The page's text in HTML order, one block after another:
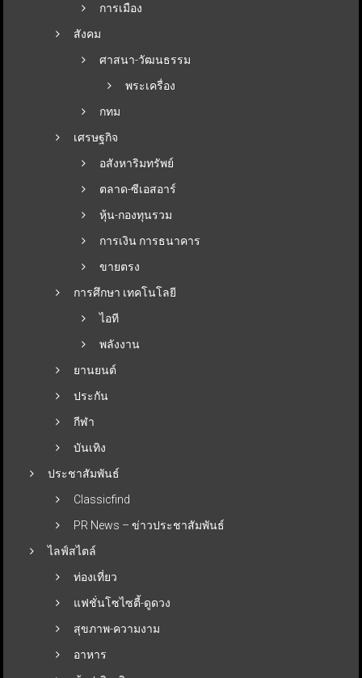
การเมือง
สังคม
ศาสนา-วัฒนธรรม
พระเครื่อง
กทม
เศรษฐกิจ
อสังหาริมทรัพย์
ตลาด-ซีเอสอาร์
หุ้น-กองทุนรวม
การเงิน การธนาคาร
ขายตรง
การศึกษา เทคโนโลยี
ไอที
พลังงาน
ยานยนต์
ประกัน
กีฬา
บันเทิง
ประชาสัมพันธ์
Classicfind
PR News – ข่าวประชาสัมพันธ์
ไลฟ์สไตล์
ท่องเที่ยว
แฟชั่นโซไซตี้-ดูดวง
สุขภาพ-ความงาม
อาหาร